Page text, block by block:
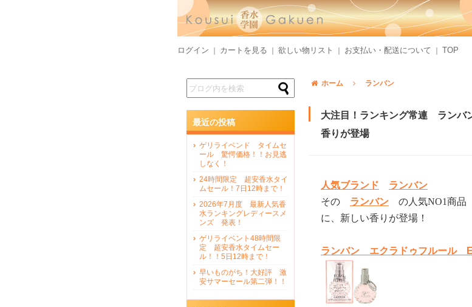
ログイン カートを見る 欲しい物リスト お支払い・配送について TOP
ホーム ランバン
大注目！ランキング常連 ランバ
香りが登場
人気ブランド
ランバン
その ランバン の人気NO1商品
に、新しい香りが登場！
ランバン エクラドゥフルール
最近の投稿
ゲリライベンド タイムセ
ール 驚愕価格！！お見逃
しなく！
24時間限定 超安香水タイ
ムセール！7日12時まで！
2026年7月度 最新人気香
水ランキングレディースメ
ンズ 発表！
ゲリライベント48時間限
定 超安香水タイムセー
ル！！5日12時まで！
早いものがち！大好評 激
安サマーセール第二弾！！